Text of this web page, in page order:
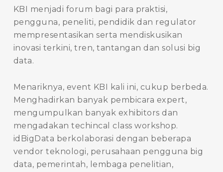
KBI menjadi forum bagi para praktisi,
pengguna, peneliti, pendidik dan regulator
mempresentasikan serta mendiskusikan
inovasi terkini, tren, tantangan dan solusi big
data.
Menariknya, event KBI kali ini, cukup berbeda.
Menghadirkan banyak pembicara expert,
mengumpulkan banyak exhibitors dan
mengadakan techincal class workshop.
idBigData berkolaborasi dengan beberapa
vendor teknologi, perusahaan pengguna big
data, pemerintah, lembaga penelitian,